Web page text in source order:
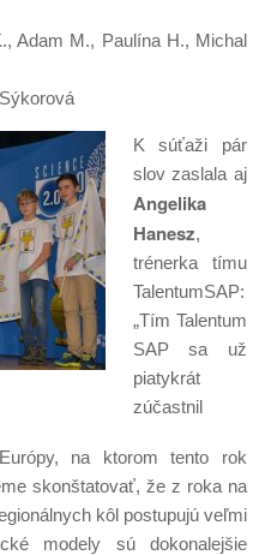
Adam M., Paulína H., Michal
K súťaži pár
slov zaslala aj
Angelika
Hanesz,
trénerka tímu
TalentumSAP:
„Tím Talentum
SAP sa už
piatykrát
zúčastnil
na ktorom tento rok
skonštatovať, že z roka na
kôl postupujú veľmi
modely sú dokonalejšie